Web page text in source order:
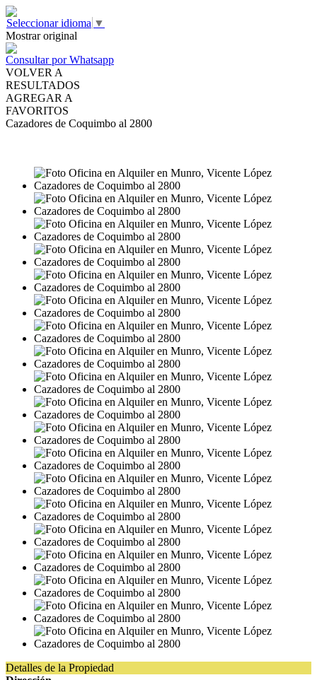
Seleccionar idioma ▼
Mostrar original
Consultar por Whatsapp
VOLVER A
RESULTADOS
AGREGAR A
FAVORITOS
Cazadores de Coquimbo al 2800
Detalles de la Propiedad